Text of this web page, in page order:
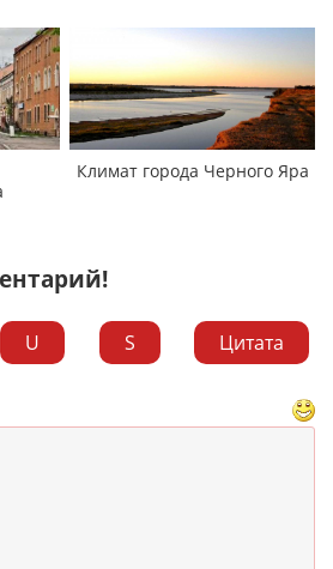
Климат города Черного Яра
U S
Цитата